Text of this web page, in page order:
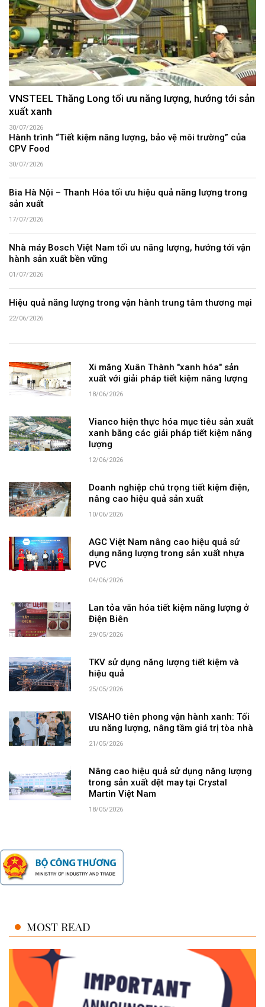
VNSTEEL Thăng Long tối ưu năng lượng, hướng tới sản
xuất xanh
30/07/2026
Hành trình “Tiết kiệm năng lượng, bảo vệ môi trường” của
CPV Food
30/07/2026
Bia Hà Nội – Thanh Hóa tối ưu hiệu quả năng lượng trong
sản xuất
17/07/2026
Nhà máy Bosch Việt Nam tối ưu năng lượng, hướng tới vận
hành sản xuất bền vững
01/07/2026
Hiệu quả năng lượng trong vận hành trung tâm thương mại
22/06/2026
Xi măng Xuân Thành "xanh hóa" sản
xuất với giải pháp tiết kiệm năng lượng
18/06/2026
Vianco hiện thực hóa mục tiêu sản xuất
xanh bằng các giải pháp tiết kiệm năng
lượng
12/06/2026
Doanh nghiệp chú trọng tiết kiệm điện,
nâng cao hiệu quả sản xuất
10/06/2026
AGC Việt Nam nâng cao hiệu quả sử
dụng năng lượng trong sản xuất nhựa
PVC
04/06/2026
Lan tỏa văn hóa tiết kiệm năng lượng ở
Điện Biên
29/05/2026
TKV sử dụng năng lượng tiết kiệm và
hiệu quả
25/05/2026
VISAHO tiên phong vận hành xanh: Tối
ưu năng lượng, nâng tầm giá trị tòa nhà
21/05/2026
Nâng cao hiệu quả sử dụng năng lượng
trong sản xuất dệt may tại Crystal
Martin Việt Nam
18/05/2026
MOST READ